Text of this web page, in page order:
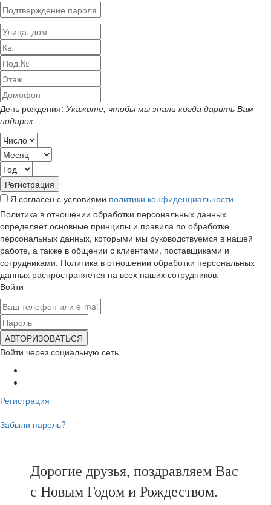
День рождения: Укажите, чтобы мы знали когда дарить Вам
подарок
Я согласен с условиями политики конфиденциальности
Политика в отношении обработки персональных данных
определяет основные принципы и правила по обработке
персональных данных, которыми мы руководствуемся в нашей
работе, а также в общении с клиентами, поставщиками и
сотрудниками. Политика в отношении обработки персональных
данных распространяется на всех наших сотрудников.
Войти
Войти через социальную сеть
Регистрация
Забыли пароль?
Дорогие друзья, поздравляем Вас
с Новым Годом и Рождеством.